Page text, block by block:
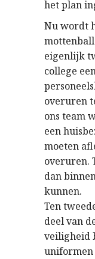
het plan
Nu wordt
eigenlijk
college
overuren
ons team
een
moeten
overuren.
dan
kunnen.
Ten
deel van
veiligheid
uniformen